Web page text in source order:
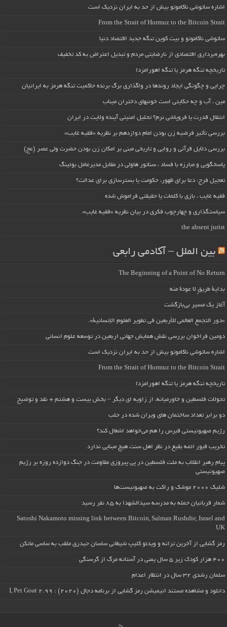
اشاره ساتوشی ناکاموتو بیش از حد به ایران نزدیک است
From the Strait of Hormuz to the Bitcoin Strait
ساتوشی ناکاموتو و بیت کوین تنگه جدید اقتصاد دنیا
بهره‌برداری اقتصادی از نارضایتی مردم و تبدیل اعتراض به کد تخفیف
تاریخچه تنگه هرمز یا تنگه اهورامزدا
چرایی و چگونگی ایجاد روندها در واگذاری برگ برنده حاکمیت تنگه هرمز به ایرانیان
مین ، آب و چه حکایتی است خونبهای دختران میناب
انتقال قدرت یا فروپاشی نرم؟ تحلیل امنیتی آینده ولایت در ایران
بررسی تأثیر فرضیه زن بودن امام دوازدهم بر نظریه «فقیه غایب»
بررسی دلایل قرآنی و روایی و تاریخی مبنی بر امکان زن بودن حضرت ولی عصر (عج)
پاسخگویی و مبارزه با فساد ، سناتور هاولی در مقابل مدیرعامل بوئینگ
تعجیل فرج: دعا برای ظهور، حکومت یا بسترسازی برای عدالت؟
فقیه غایب ، بازی با کلمات یا حقیقتی فراموش شده
سیاستگذاری و چهارچوب فکری در بیان نظریه «فقیه غایب»
the absent jurist
بین الملل – آکادمی رابعی
The Beginning of a Point of No Return
بداية طريقٍ لا عودة منه
آغاز یک مسیر بی‌بازگشت
«دور التجمع العالمي للأربعين في تطوير العلوم الإنسانية».
دومین فراخوان بررسی نقش همایش جهانی اربعین در توسعه علوم انسانی
اشاره ساتوشی ناکاموتو بیش از حد به ایران نزدیک است
From the Strait of Hormuz to the Bitcoin Strait
تاریخچه تنگه هرمز یا تنگه اهورامزدا
تحولات فلسطین و خاورمیانه، از زاویه ای دیگر – بخش بیست و هشتم + نقد و توضیح
دو برابر تعداد ساختمان های ویران شده در حلب
رژیم صهیونیستی قبرس را هم می‌خواهد اشغال کند؟
تخریب قبور ائمه بقیع در نظر اهل سنت هیچ مبنایی ندارد
پیام رهبر انقلاب به ملت فلسطین در پی پیروزی مقاومت در جنگ دوازده روزه بر رژیم
صهیونیستی
شلیک ۲۰۰۰ موشک و راکت به صهیونیست‌ها
شمار قربانیان حمله به مدرسه سیدالشهدا به ۸۵ نفر رسید
Satoshi Nakamoto missing link between Bitcoin, Salman Rushdie, Israel and
UK
رمز گشایی از آخرین ترانه و ویدئو کلیپ شیطانی ساسان حیدری ملقب به ساسی مانکن
۴۰۰ هزار کودک زیر ۵ سال یمنی در آستانه مرگ از گرسنگی
سلمان رشدی ۳۲ سال در انتظار اعدام
دانلود و مشاهده مستند انیمیشن رمز گشایی از برنامه دجال (۲۰۲۰) : I, Pet Goat 2.99